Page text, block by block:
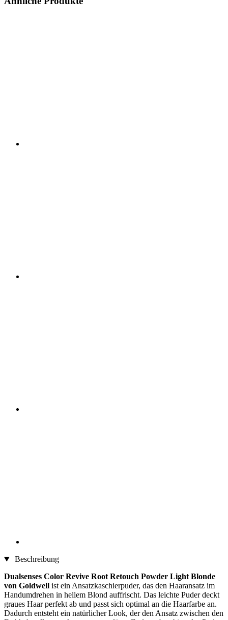
Beschreibung
Dualsenses Color Revive Root Retouch Powder Light Blonde
von Goldwell ist ein Ansatzkaschierpuder, das den Haaransatz im
Handumdrehen in hellem Blond auffrischt. Das leichte Puder deckt
graues Haar perfekt ab und passt sich optimal an die Haarfarbe an.
Dadurch entsteht ein natürlicher Look, der den Ansatz zwischen den